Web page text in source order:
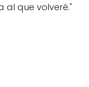
al que volveré."